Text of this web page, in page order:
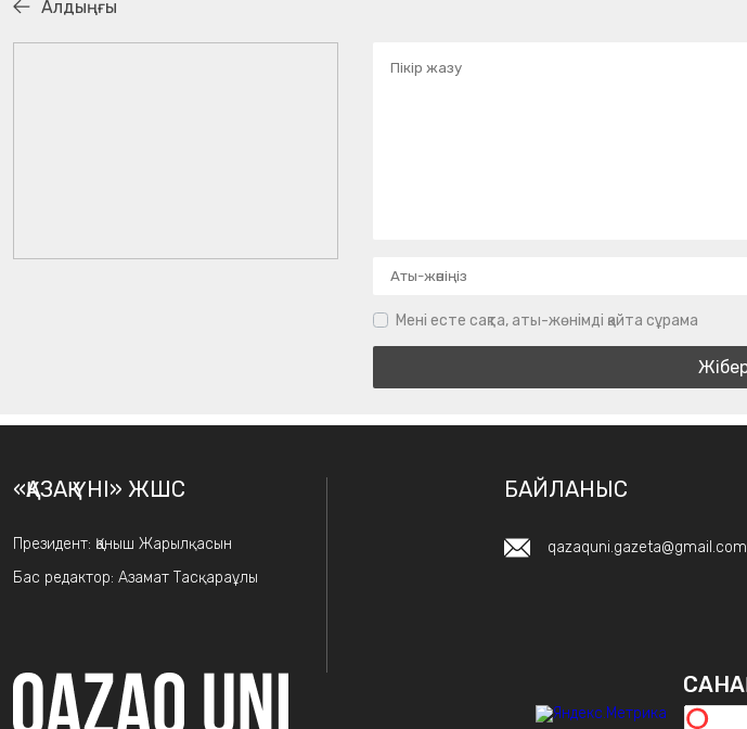
Алдыңғы
Мені есте сақта, аты-жөнімді қайта сұрама
«ҚАЗАҚ ҮНІ» ЖШС
Президент: Қаныш Жарылқасын
Бас редактор: Азамат Тасқараұлы
БАЙЛАНЫС
qazaquni.gazeta@gmail.com
САНАҚ